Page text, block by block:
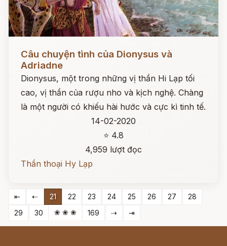
Câu chuyện tình của Dionysus và
Adriadne
Dionysus, một trong những vị thần Hi Lạp tối
cao, vị thần của rượu nho và kịch nghệ. Chàng
là một người có khiếu hài hước và cực kì tinh tế.
14-02-2020
⭐ 4.8
4,959 lượt đọc
Thần thoại Hy Lạp
⇤ ⇠ 21 22 23 24 25 26 27
28
29
30 ❀ ❀ ❀ 169 ⇢ ⇥